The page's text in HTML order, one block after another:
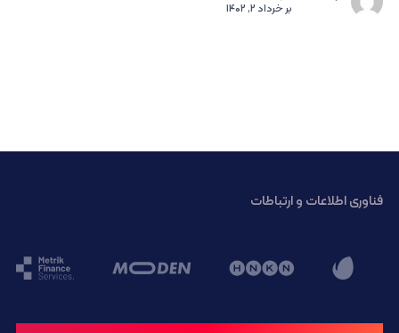
برخرداد 2, 1402
فناوری اطلاعات و ارتباطات